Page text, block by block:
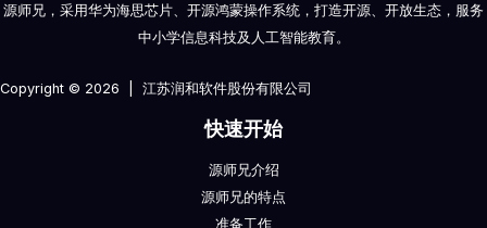
源师兄，采用华为海思芯片、开源鸿蒙操作系统，打造开源、开放生态，服务
中小学信息科技及人工智能教育。
Copyright © 2026 | 江苏润和软件股份有限公司
快速开始
源师兄介绍
源师兄的特点
准备工作